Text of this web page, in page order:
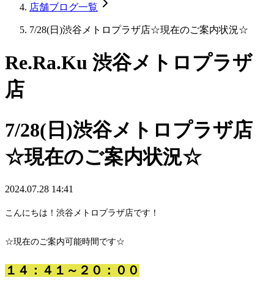
店舗ブログ一覧
7/28(日)渋谷メトロプラザ店☆現在のご案内状況☆
Re.Ra.Ku 渋谷メトロプラザ
店
7/28(日)渋谷メトロプラザ店
☆現在のご案内状況☆
2024.07.28 14:41
こんにちは！渋谷メトロプラザ店です！
☆現在のご案内可能時間です☆
１４：４１～２０：００